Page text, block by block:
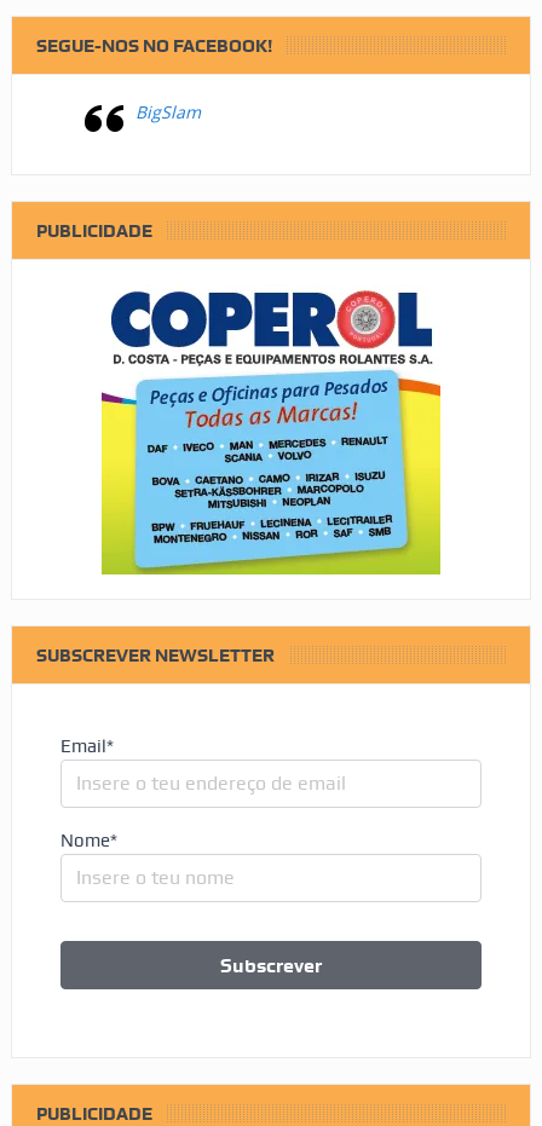
SEGUE-NOS NO FACEBOOK!
BigSlam
PUBLICIDADE
SUBSCREVER NEWSLETTER
Email*
Nome*
PUBLICIDADE